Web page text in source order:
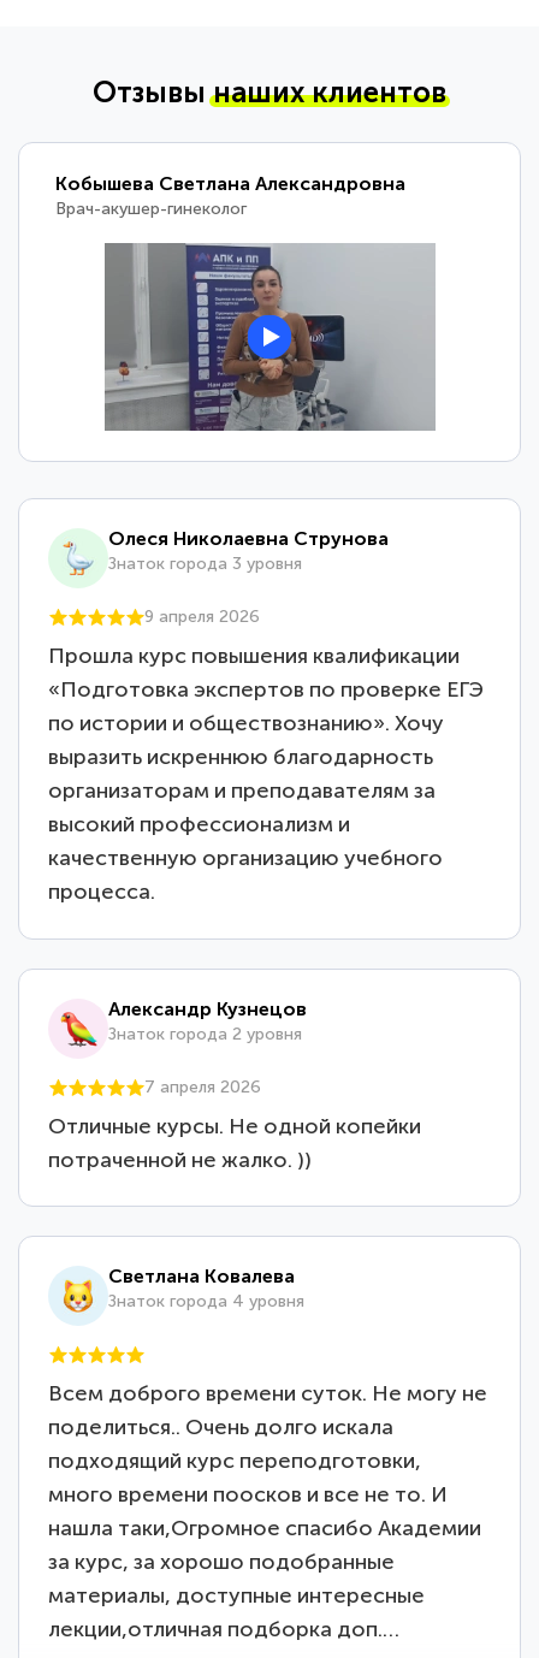
Отзывынаших клиентов
Кобышева Светлана Александровна
Врач-акушер-гинеколог
Олеся Николаевна Струнова
Знаток города 3 уровня
9 апреля 2026
Прошла курс повышения квалификации
«Подготовка экспертов по проверке ЕГЭ
по истории и обществознанию». Хочу
выразить искреннюю благодарность
организаторам и преподавателям за
высокий профессионализм и
качественную организацию учебного
процесса.
Александр Кузнецов
Знаток города 2 уровня
7 апреля 2026
Отличные курсы. Не одной копейки
потраченной не жалко. ))
Светлана Ковалева
Знаток города 4 уровня
Всем доброго времени суток. Не могу не
поделиться.. Очень долго искала
подходящий курс переподготовки,
много времени поосков и все не то. И
нашла таки,Огромное спасибо Академии
за курс, за хорошо подобранные
материалы, доступные интересные
лекции,отличная подборка доп.…